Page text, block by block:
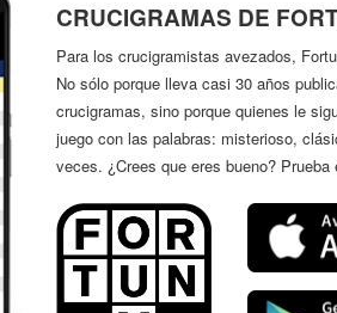
CRUCIGRAMAS DE
Para los crucigramistas avezados,
No sólo porque lleva casi 30 años
crucigramas, sino porque quienes le
juego con las palabras: misterioso,
veces. ¿Crees que eres bueno? Prueba